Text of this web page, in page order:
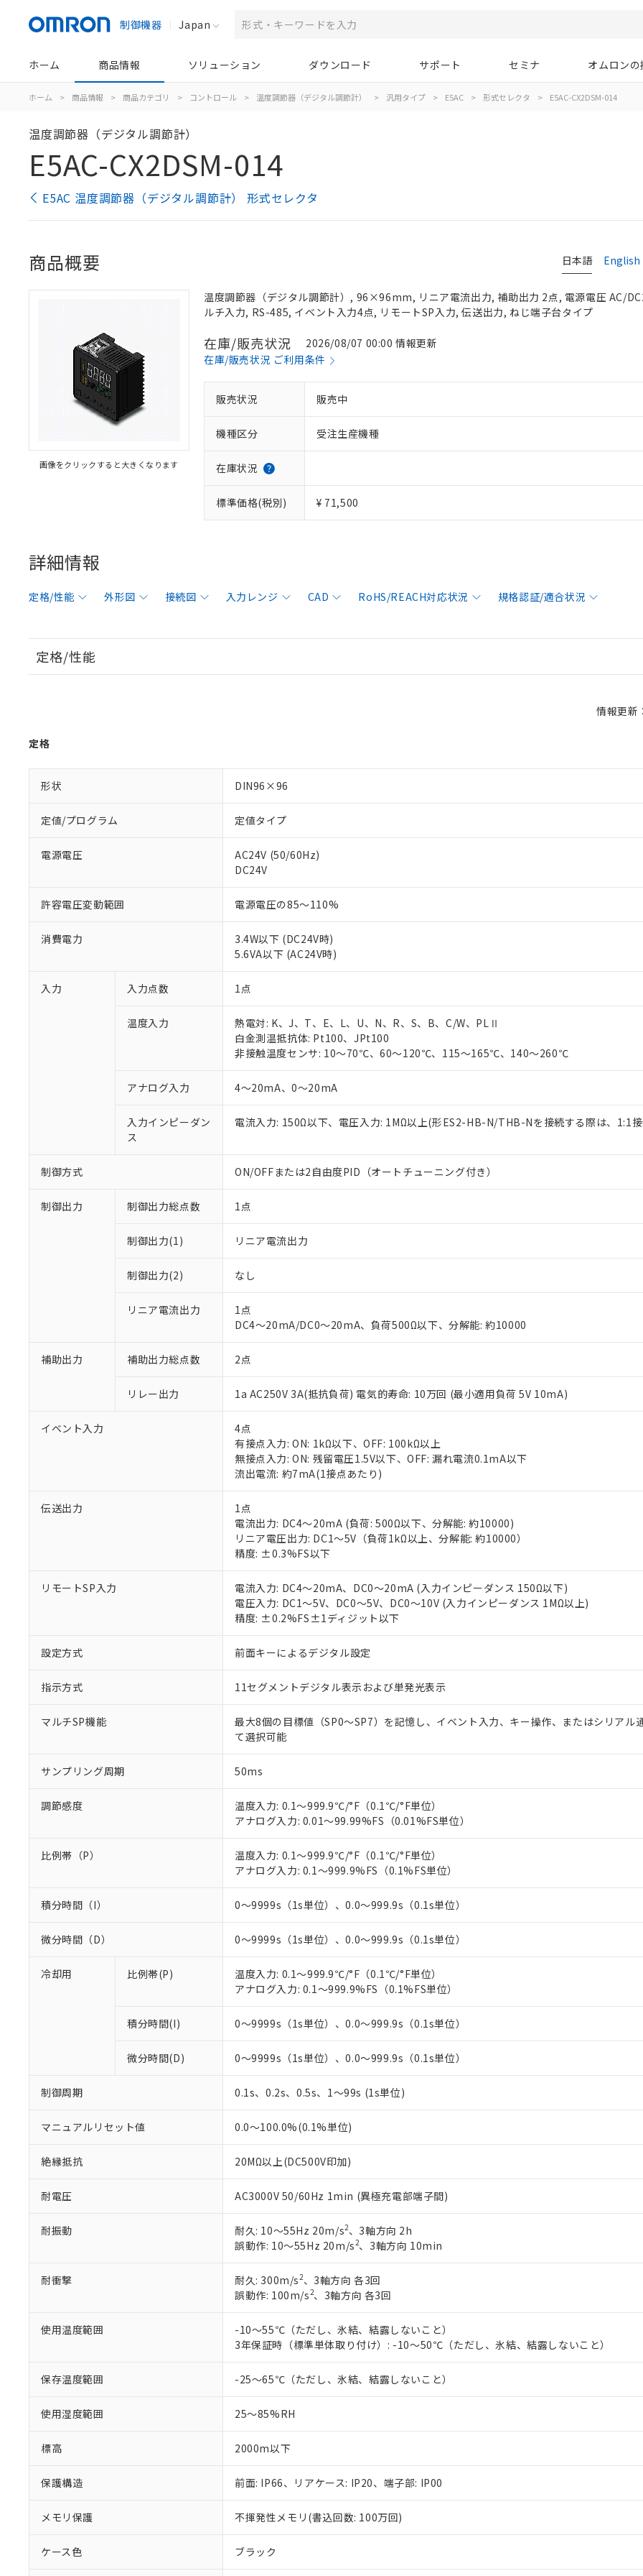
制御機器 Japan
ホーム 商品情報 ソリューション ダウンロード サポート セミナ オムロン
ホーム > 商品情報 > 商品カテゴリ > コントロール > 温度調節器（デジタル調節計） > 汎用タイプ > E5AC > 形式セレクタ > E5AC-CX2DSM-014
温度調節器（デジタル調節計）
E5AC-CX2DSM-014
E5AC 温度調節器（デジタル調節計） 形式セレクタ
日本語 English
商品概要
画像をクリックすると大きくなります
温度調節器（デジタル調節計）, 96×96mm, リニア電流出力, 補助出力 2点, 電源電圧 AC/
ルチ入力, RS-485, イベント入力4点, リモートSP入力, 伝送出力, ねじ端子台タイプ
在庫/販売状況
2026/08/07 00:00 情報更新
在庫/販売状況 ご利用条件
販売状況 販売中
機種区分 受注生産機種
在庫状況
標準価格(税別) ¥ 71,500
詳細情報
定格/性能 外形図 接続図 入力レンジ CAD RoHS/REACH対応状況 規格認証/適合状況
定格/性能
情報更
定格
形状 DIN96×96
定値/プログラム 定値タイプ
電源電圧
AC24V (50/60Hz)
DC24V
許容電圧変動範囲 電源電圧の85～110%
消費電力
3.4W以下 (DC24V時)
5.6VA以下 (AC24V時)
入力 入力点数 1点
温度入力
熱電対: K、J、T、E、L、U、N、R、S、B、C/W、PLⅡ
白金測温抵抗体: Pt100、JPt100
非接触温度センサ: 10～70℃、60～120℃、115～165℃、140～260℃
アナログ入力 4～20mA、0～20mA
入力インピーダン
ス
電流入力: 150Ω以下、電圧入力: 1MΩ以上(形ES2-HB-N/THB-Nを接続する際は、1:1
制御方式 ON/OFFまたは2自由度PID（オートチューニング付き）
制御出力 制御出力総点数 1点
制御出力(1) リニア電流出力
制御出力(2) なし
リニア電流出力
1点
DC4～20mA/DC0～20mA、負荷500Ω以下、分解能: 約10000
補助出力 補助出力総点数 2点
リレー出力 1a AC250V 3A(抵抗負荷) 電気的寿命: 10万回 (最小適用負荷 5V 10mA)
イベント入力
4点
有接点入力: ON: 1kΩ以下、OFF: 100kΩ以上
無接点入力: ON: 残留電圧1.5V以下、OFF: 漏れ電流0.1mA以下
流出電流: 約7mA(1接点あたり)
伝送出力
1点
電流出力: DC4～20mA (負荷: 500Ω以下、分解能: 約10000)
リニア電圧出力: DC1～5V（負荷1kΩ以上、分解能: 約10000）
精度: ±0.3%FS以下
リモートSP入力
電流入力: DC4～20mA、DC0～20mA (入力インピーダンス 150Ω以下)
電圧入力: DC1～5V、DC0～5V、DC0～10V (入力インピーダンス 1MΩ以上)
精度: ±0.2%FS±1ディジット以下
設定方式 前面キーによるデジタル設定
指示方式 11セグメントデジタル表示および単発光表示
マルチSP機能
最大8個の目標値（SP0～SP7）を記憶し、イベント入力、キー操作、またはシリアル
て選択可能
サンプリング周期 50ms
調節感度
温度入力: 0.1～999.9℃/°F（0.1℃/°F単位）
アナログ入力: 0.01～99.99%FS（0.01%FS単位）
比例帯（P）
温度入力: 0.1～999.9℃/°F（0.1℃/°F単位）
アナログ入力: 0.1～999.9%FS（0.1%FS単位）
積分時間（I） 0～9999s（1s単位）、0.0～999.9s（0.1s単位）
微分時間（D） 0～9999s（1s単位）、0.0～999.9s（0.1s単位）
冷却用 比例帯(P)
温度入力: 0.1～999.9℃/°F（0.1℃/°F単位）
アナログ入力: 0.1～999.9%FS（0.1%FS単位）
積分時間(I) 0～9999s（1s単位）、0.0～999.9s（0.1s単位）
微分時間(D) 0～9999s（1s単位）、0.0～999.9s（0.1s単位）
制御周期 0.1s、0.2s、0.5s、1～99s (1s単位)
マニュアルリセット値 0.0～100.0%(0.1%単位)
絶縁抵抗 20MΩ以上(DC500V印加)
耐電圧 AC3000V 50/60Hz 1min (異極充電部端子間)
耐振動 耐久: 10～55Hz 20m/s2、3軸方向 2h
誤動作: 10～55Hz 20m/s2、3軸方向 10min
耐衝撃 耐久: 300m/s2、3軸方向 各3回
誤動作: 100m/s2、3軸方向 各3回
使用温度範囲
-10～55℃（ただし、氷結、結露しないこと）
3年保証時（標準単体取り付け）: -10～50℃（ただし、氷結、結露しないこと）
保存温度範囲 -25～65℃（ただし、氷結、結露しないこと）
使用湿度範囲 25～85%RH
標高 2000m以下
保護構造 前面: IP66、リアケース: IP20、端子部: IP00
メモリ保護 不揮発性メモリ(書込回数: 100万回)
ケース色 ブラック
ご利用条件
以下の条件をお読みいただき、同意のうえご利用ください。
本サービスは、当社制御機器事業取扱商品の当社在庫状況および標準価格(税抜)を
くものです。
当社制御機器事業取扱商品の中には、本サービスの対象外となる商品もあることを
在庫状況および標準価格照会結果は、記載している更新日時点での社内データに基
のであり、閲覧された時点での実際の在庫および標準価格とは異なる場合があるこ
い。
正式な納期状況および標準価格はお客様のお取引先、またはお客様担当のオムロン
当社販売員にご相談ください。
在庫状況および標準価格結果を当社の事前の承諾なく第三者に漏洩または開示し
す。
ている必要があります。
お客様が当ウェブサイト上で当社にご登録された部品リストについて、当社および
が、当社の製品・サービスに関するお客様との取引・商談に必要な範囲で利用する
さい。
※当社の共同利用者とは、"個人情報の共同利用に関して"
の「1.共同利用者の
いる法人を指します。
※1 対応状況
対応済み：EU RoHS指令（10物質）の非含有に対応した製品が提供可能な商品です。
対応予定：EU RoHS指令（10物質）の非含有に対応した製品に切り替える予定のある商
対応予定なし：EU RoHS指令（10物質）の非含有に非対応の商品で、対応品を出す予定
調査・確認中：EU RoHS指令（10物質）の非含有の対応状況を調査中または確認中の商
非該当品：ライセンス料など無形物で、有害物質有無と関係のない商品です。
があります。
*EU RoHS指令（10物質）：
鉛(Pb) 1000ppm以下、 水銀(Hg) 1000ppm以下、 カドミウム(Cd) 100ppm以下、
ル（DBP） 1000ppm以下、フタル酸ジイソブチル (DIBP) 1000ppm以下
但し、RoHS指令で産業用監視および制御機器に対する適用除外項目は除く。
フタル酸エステル類の４物質については閾値を超える意図的な使用がないことを確認しています。
※2 対応予定月
部品在庫の切り替え状況などにより、予定月が前後することがあります。
※3 非含有証明書ダウンロード
下記の非含有証明書をダウンロードすることができます。
EU RoHS指令（10物質）の非含有証明書
51物質の非含有証明書（当社基準）
また、RoHS指令のフタル酸エステル類４物質の対応では、対応完了までの期間は出
混在することから備考欄に対応日を記載しておりました。
既に当社にて対応品への在庫切替を完了していることから、特段のことがない限り、
り割愛しております。
※1 中国RoHS○×表
「○」：最大均質材料含有率が中国RoHSの基準値以下であることを示します。
「×」：最大均質材料含有率が中国RoHSの基準値を超えていることを示します。
「－」：未確認です。当社販売部門へお問い合わせください。
*中国RoHS10物質の基準値 (GB/T26572)：
Pb(鉛) :1000ppm、 Hg(水銀) : 1000ppm、 Cd(カドミウム) : 100ppm、
Cr(Ⅵ)(六価クロム) : 1000ppm、 PBBs(ポリ臭化ビフェニル類) : 1000ppm、 PBDEs(ポリ臭化ジフェニルエーテ
DBP(フタル酸ジブチル) : 1000ppm、 DIBP(フタル酸ジイソブチル) : 1000ppm、 BBP(フタル酸ブチルベンジル) :
※2 環境保護使用期限
「10」：通常の使用状況下において有害物質が外部に漏えいし、環境に深刻な影響を及
味します。
「－」：未確認です。当社販売部門へお問い合わせください。
当社は、これら貴社製品のうち、外国為替および外国貿易法に定める商品（以下｢
う）を輸出または国外への提供する場合は、日本国政府の輸出許可(または役務取
などの必要な手続きをとります。
当社は規制貨物を破棄する場合は、完全に破砕するなど、違法に輸出されないよう
ます。
当社は貴社製品を、核兵器、ミサイル、化学兵器、生物兵器またはその他武器並
置等に一切使用いたしません。
当社は、貴社製品を第三者に販売する場合は、上記1、2および3の内容を当該第三
また当社は、販売先および販売に係わる関係者が違法に輸出するおそれがある場合
たしません。
合意する キャンセル
号
○ 一定数以上の在庫あり
△ 一定数には満たないが在庫あり
－
在庫なし(最新の在庫状況については、お客様のお取引先、またはお客様担当
空
受注生産機種、また在庫状況の情報を公開していない機種